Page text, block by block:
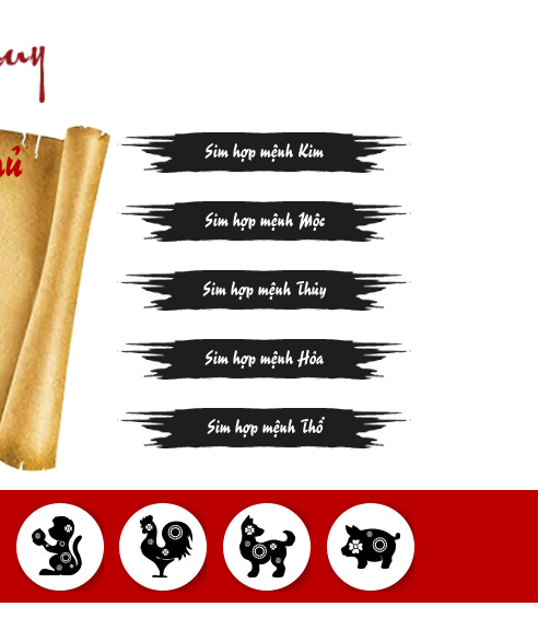
Sim hợp mệnh Kim
Sim hợp mệnh Mộc
Sim hợp mệnh Thủy
Sim hợp mệnh Hỏa
Sim hợp mệnh Thổ